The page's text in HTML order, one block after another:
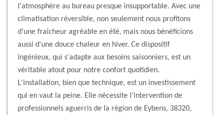
l'atmosphère au bureau presque insupportable. Avec une
climatisation réversible, non seulement nous profitons
d'une fraîcheur agréable en été, mais nous bénéficions
aussi d'une douce chaleur en hiver. Ce dispositif
ingénieux, qui s'adapte aux besoins saisonniers, est un
véritable atout pour notre confort quotidien.
L'installation, bien que technique, est un investissement
qui en vaut la peine. Elle nécessite l'intervention de
professionnels aguerris de la région de Eybens, 38320,